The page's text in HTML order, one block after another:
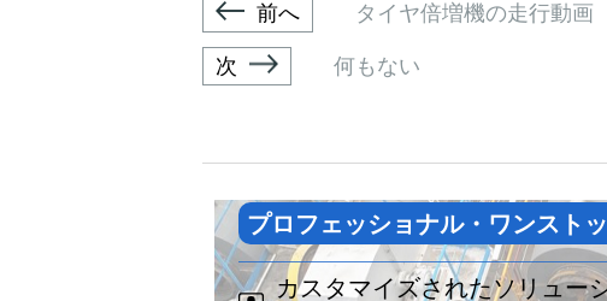
前へ タイヤ倍増機の走行動画
次 何もない
プロフェッショナル・ワンスト
カスタマイズされたソリュー